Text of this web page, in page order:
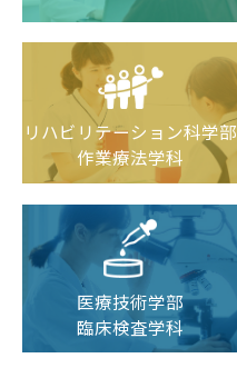
リハビリテーション科学部
作業療法学科
医療技術学部
臨床検査学科